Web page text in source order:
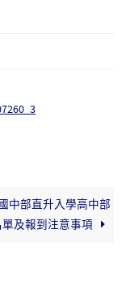
中部直升入學高中部
及報到注意事項